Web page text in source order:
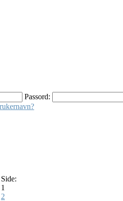
Passord:
Side:
1
2